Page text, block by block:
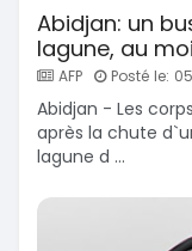
Abidjan: un
lagune, au
AFP Posté le:
Abidjan - Les
après la chute
lagune d ...